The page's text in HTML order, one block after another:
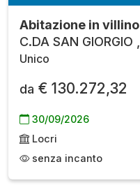
Abitazione in villino
C.DA SAN GIORGIO ,
Unico
da € 130.272,32
30/09/2026
Locri
senza incanto